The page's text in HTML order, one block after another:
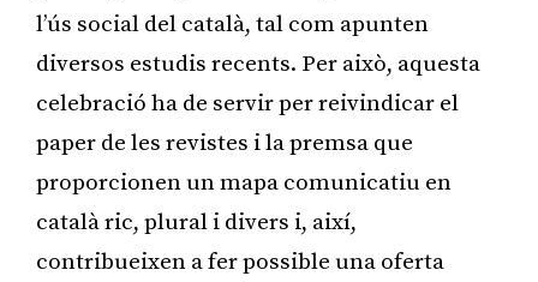
l’ús social del català, tal com apunten
diversos estudis recents. Per això, aquesta
celebració ha de servir per reivindicar el
paper de les revistes i la premsa que
proporcionen un mapa comunicatiu en
català ric, plural i divers i, així,
contribueixen a fer possible una oferta